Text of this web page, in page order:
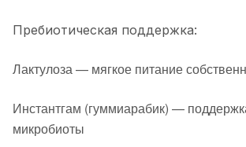
Пребиотическая поддержка:
Лактулоза — мягкое питание
Инстантгам (гуммиарабик) —
микробиоты